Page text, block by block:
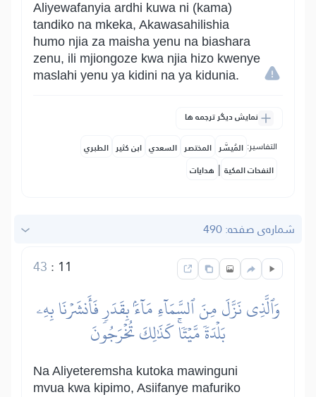
Aliyewafanyia ardhi kuwa ni (kama)
tandiko na mkeka, Akawasahilishia
humo njia za maisha yenu na biashara
zenu, ili mjiongoze kwa njia hizo kwenye
maslahi yenu ya kidini na ya kidunia.
نمایش دیگر ترجمه ها
التفاسير: المُيسَّر المختصر السعدي ابن كثير الطبري
النفحات المكية | هدايات
شماره‌ى صفحه: 490
11
:
43
وَٱلَّذِي نَزَّلَ مِنَ ٱلسَّمَآءِ مَآءَۢ بِقَدَرٖ فَأَنشَرۡنَا بِهِۦ
بَلۡدَةٗ مَّيۡتٗاۚ كَذَٰلِكَ تُخۡرَجُونَ
Na Aliyeteremsha kutoka mawinguni
mvua kwa kipimo, Asiifanye mafuriko